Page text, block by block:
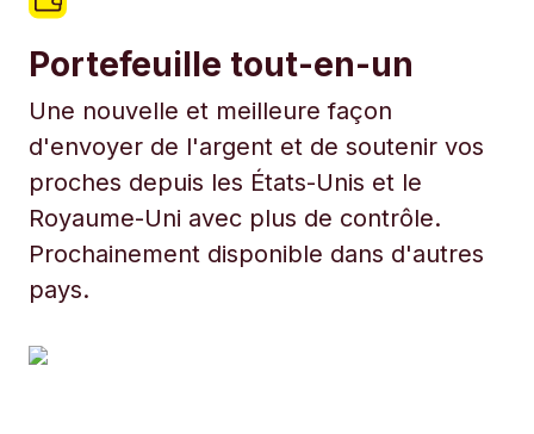
Portefeuille tout-en-un
Une nouvelle et meilleure façon
d'envoyer de l'argent et de soutenir vos
proches depuis les États-Unis et le
Royaume-Uni avec plus de contrôle.
Prochainement disponible dans d'autres
pays.